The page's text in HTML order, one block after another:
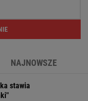
NAJNOWSZE
stawia